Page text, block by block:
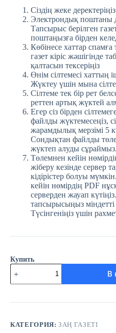
Сіздің жеке
Электрондық поштаны
Тапсырыс берілген газет
поштаңызға бірден
Көбінесе хаттар спамға
газет кіріс жәшігінде
қалтасын тексеріңіз
Өнім сілтемесі хаттың
Жүктеу үшін мына
Сілтеме тек бір рет
реттен артық жүктей
Егер сіз бірден
файлды жүктемесеңіз,
жарамдылық мерзімі 5
Сондықтан файлды
жүктеп алуды сұраймыз.
Төлемнен кейін
жіберу кезінде сервер
кідірістер болуы
кейін нөмірдің PDF
серверден жауап
тапсырысыңыз міндетті
Түсінгеніңіз үшін
Купить
Количество
товара
№95
Заң
желтоқсан
В
КАТЕГОРИЯ:ЗАҢ ГАЗЕТІ